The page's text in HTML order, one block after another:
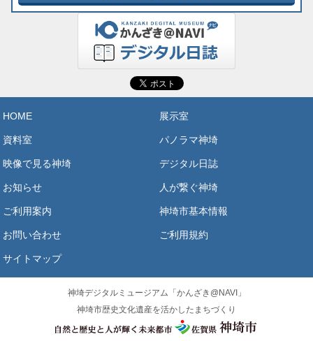
HOME 展示室
資料室 パノラマ神埼
映像で見る神埼 デジタル日誌
お知らせ 人が繋ぐ神埼
ご利用案内 神埼市基本情報
お問い合わせ ご利用規約
サイトマップ
神埼デジタルミュージアム「かんざき@NAVI」
神埼市歴史文化遺産を活かしたまちづくり